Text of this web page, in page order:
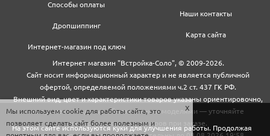
Способы оплаты
Дропшиппинг
Интернет-магазин под ключ
Наши контакты
Карта сайта
Интернет магазин "Встройка-Соло", © 2009-2026.
Сайт носит информационный характер и не является публичной
офертой, определяемой положениями ч.2 ст. 437 ГК РФ.
Внешний вид, цвет и характеристики товаров указаны ориентировочно,
могут не совпадать с обновленными моделями — уточняйте
информацию у менеджеров при заказе.
На этом сайте используются куки для улучшения работы. Продолжая
Мы используем cookie для работы сайта, это
позволяет сделать сайт более полезным и